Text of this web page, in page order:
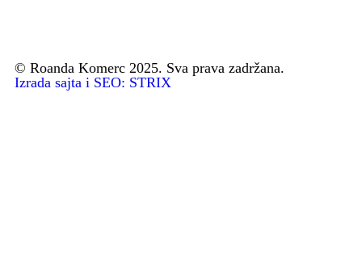
© Roanda Komerc 2025. Sva prava zadržana.
Izrada sajta i SEO: STRIX